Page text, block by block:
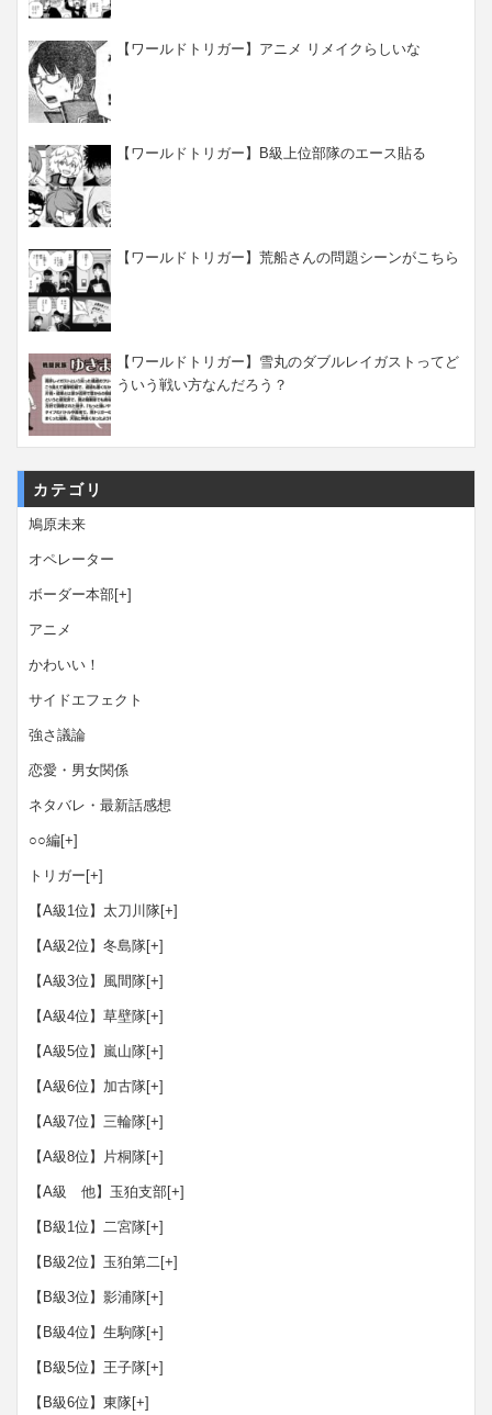
【ワールドトリガー】アニメ リメイクらしいな
【ワールドトリガー】B級上位部隊のエース貼る
【ワールドトリガー】荒船さんの問題シーンがこちら
【ワールドトリガー】雪丸のダブルレイガストってど
ういう戦い方なんだろう？
カテゴリ
鳩原未来
オペレーター
ボーダー本部[+]
アニメ
かわいい！
サイドエフェクト
強さ議論
恋愛・男女関係
ネタバレ・最新話感想
○○編[+]
トリガー [+]
【A級1位】太刀川隊[+]
【A級2位】冬島隊[+]
【A級3位】風間隊[+]
【A級4位】草壁隊[+]
【A級5位】嵐山隊[+]
【A級6位】加古隊[+]
【A級7位】三輪隊[+]
【A級8位】片桐隊[+]
【A級 他】玉狛支部[+]
【B級1位】二宮隊[+]
【B級2位】玉狛第二[+]
【B級3位】影浦隊[+]
【B級4位】生駒隊[+]
【B級5位】王子隊[+]
【B級6位】東隊[+]